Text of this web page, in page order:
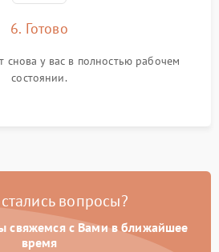
6. Готово
снова у вас в полностью рабочем
состоянии.
вопросы?
свяжемся с Вами в ближайшее
время